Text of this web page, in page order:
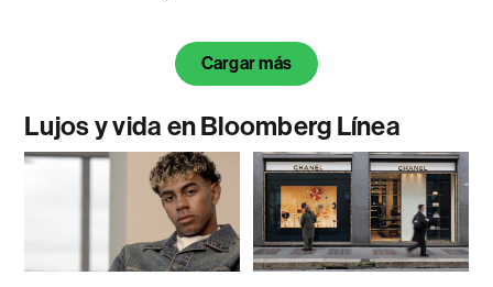
Cargar más
Lujos y vida en Bloomberg Línea